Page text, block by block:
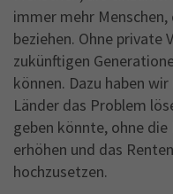
immer mehr
beziehen. Ohne private
zukünftigen
können. Dazu haben
Länder das Problem
geben könnte, ohne
erhöhen und das
hochzusetzen.